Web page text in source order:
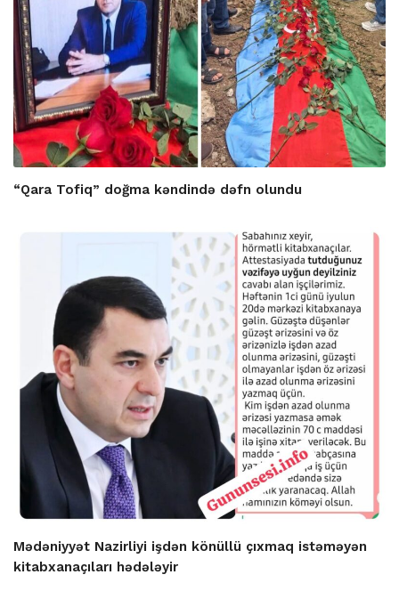
“Qara Tofiq” doğma kəndində dəfn olundu
Mədəniyyət Nazirliyi işdən könüllü çıxmaq istəməyən
kitabxanaçıları hədələyir